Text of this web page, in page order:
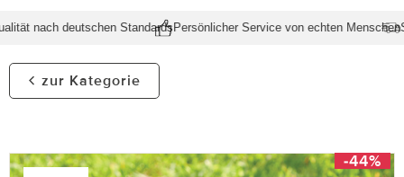
nach deutschen StandardsPersönlicher Service von echten Menschen
zur Kategorie
-44%